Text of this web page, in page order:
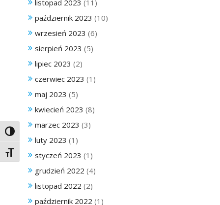
Toggle High Contrast
Toggle Font size
listopad 2023 (11)
październik 2023 (10)
wrzesień 2023 (6)
sierpień 2023 (5)
lipiec 2023 (2)
czerwiec 2023 (1)
maj 2023 (5)
kwiecień 2023 (8)
marzec 2023 (3)
luty 2023 (1)
styczeń 2023 (1)
grudzień 2022 (4)
listopad 2022 (2)
październik 2022 (1)